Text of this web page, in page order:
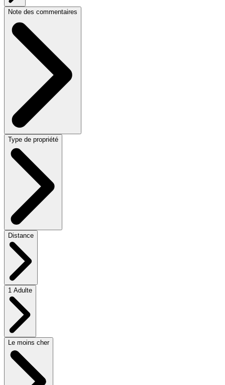
Note des commentaires
Type de propriété
Distance
1 Adulte
Le moins cher